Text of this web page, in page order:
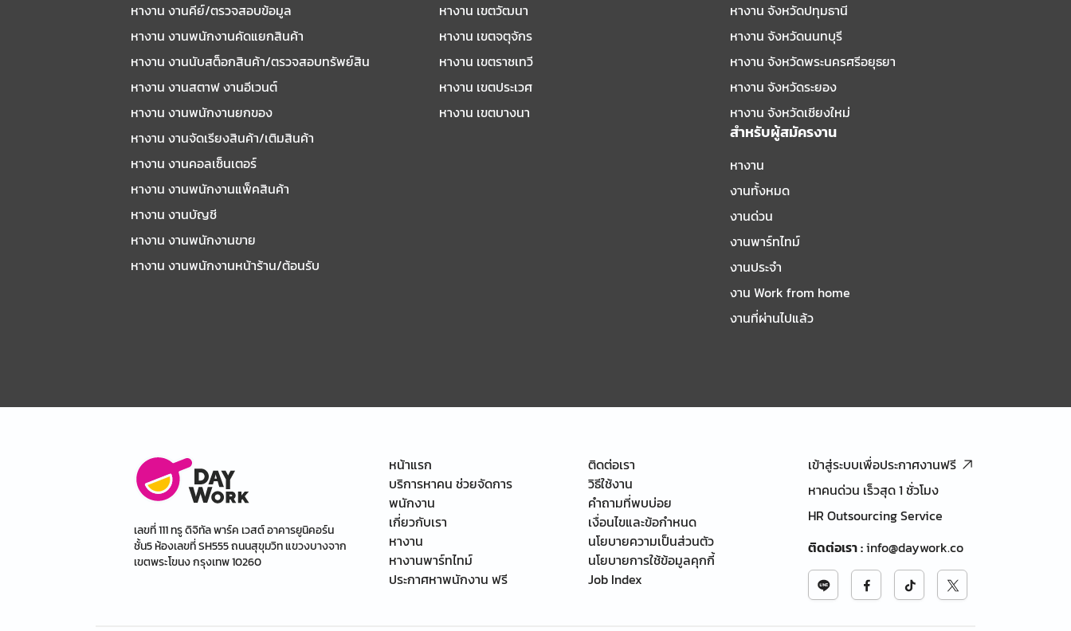
หางาน งานคีย์/ตรวจสอบข้อมูล
หางาน งานพนักงานคัดแยกสินค้า
หางาน งานนับสต็อกสินค้า/ตรวจสอบทรัพย์สิน
หางาน งานสตาฟ งานอีเวนต์
หางาน งานพนักงานยกของ
หางาน งานจัดเรียงสินค้า/เติมสินค้า
หางาน งานคอลเซ็นเตอร์
หางาน งานพนักงานแพ็คสินค้า
หางาน งานบัญชี
หางาน งานพนักงานขาย
หางาน งานพนักงานหน้าร้าน/ต้อนรับ
หางาน เขตวัฒนา
หางาน เขตจตุจักร
หางาน เขตราชเทวี
หางาน เขตประเวศ
หางาน เขตบางนา
หางาน จังหวัดปทุมธานี
หางาน จังหวัดนนทบุรี
หางาน จังหวัดพระนครศรีอยุธยา
หางาน จังหวัดระยอง
หางาน จังหวัดเชียงใหม่
สำหรับผู้สมัครงาน
หางาน
งานทั้งหมด
งานด่วน
งานพาร์ทไทม์
งานประจำ
งาน Work from home
งานที่ผ่านไปแล้ว
เลขที่ 111 ทรู ดิจิทัล พาร์ค เวสต์ อาคารยูนิคอร์น
ชั้น5 ห้องเลขที่ SH555 ถนนสุขุมวิท แขวงบางจาก
เขตพระโขนง กรุงเทพ 10260
หน้าแรก
บริการหาคน ช่วยจัดการ
พนักงาน
เกี่ยวกับเรา
หางาน
หางานพาร์ทไทม์
ประกาศหาพนักงาน ฟรี
ติดต่อเรา
วิธีใช้งาน
คำถามที่พบบ่อย
เงื่อนไขและข้อกำหนด
นโยบายความเป็นส่วนตัว
นโยบายการใช้ข้อมูลคุกกี้
Job Index
เข้าสู่ระบบเพื่อประกาศงานฟรี
หาคนด่วน เร็วสุด 1 ชั่วโมง
HR Outsourcing Service
ติดต่อเรา:info@daywork.co